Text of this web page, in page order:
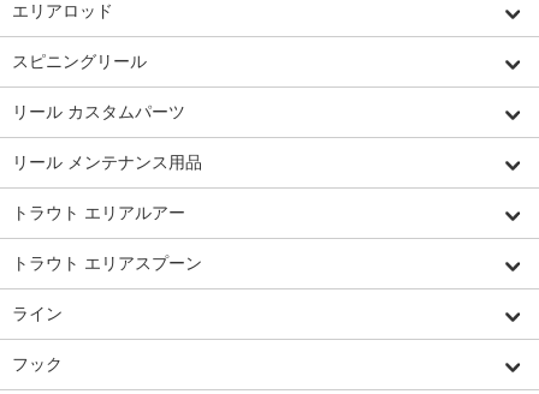
エリアロッド
スピニングリール
リール カスタムパーツ
リール メンテナンス用品
トラウト エリアルアー
トラウト エリアスプーン
ライン
フック